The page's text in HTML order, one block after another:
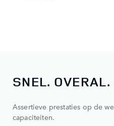
SNEL. OVERAL.
Assertieve prestaties op de
capaciteiten.